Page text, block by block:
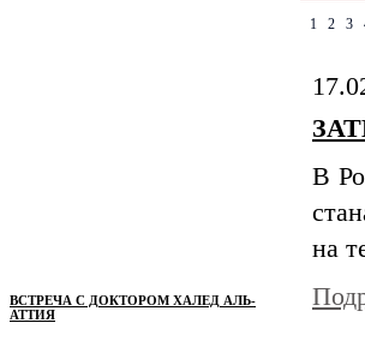
ВСТРЕЧА С ДОКТОРОМ ХАЛЕД АЛЬ-
АТТИЯ
1 2 3
В
на